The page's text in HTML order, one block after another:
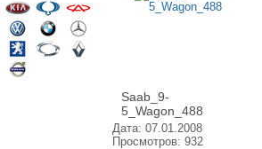
Saab_9-
5_Wagon_488
Дата: 07.01.2008
Просмотров: 932